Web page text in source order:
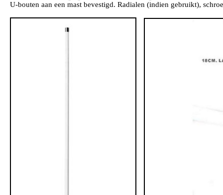
U-bouten aan een mast bevestigd. Radialen (indien gebruikt),